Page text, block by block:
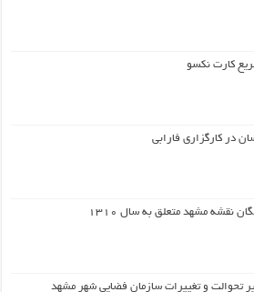
کارت نکسو
در کارگزاری فارابی
نقشه مشهد متعلق به سال ۱۳۱۰
تحوالت و تغییرات سازمان فضایی شهر مشهد